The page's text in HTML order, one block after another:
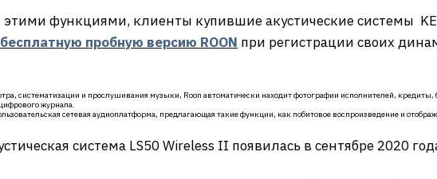
этими функциями, клиенты купившие акустические системы
пробную версию ROON при регистрации своих
систематизации и прослушивания музыки, Roon автоматически находит фотографии исполнителей,
журнала.
сетевая аудиоплатформа, предлагающая такие функции, как побитовое воспроизведение и
система LS50 Wireless II появилась в сентябре 2020